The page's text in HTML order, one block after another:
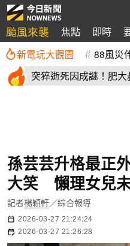
颱風來襲 焦點 即時
新電玩大觀園 88風災
突猝逝死因成謎！肥
孫芸芸升格最正
大笑 懶理女兒
記者楊穎軒／綜合報導
2026-03-27 21:24:24
2026-03-27 21:26:28